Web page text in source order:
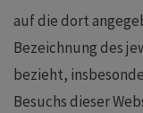
auf die dort
Bezeichnung des
bezieht,
Besuchs dieser